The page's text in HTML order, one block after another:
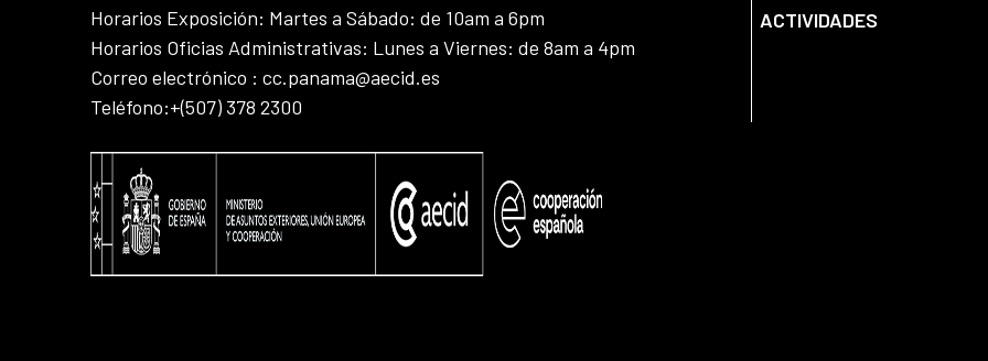
Horarios Exposición: Martes a Sábado: de 10am a 6pm
Horarios Oficias Administrativas: Lunes a Viernes: de 8am a 4pm
Correo electrónico : cc.panama@aecid.es
Teléfono:+(507) 378 2300
ACTIVIDADES